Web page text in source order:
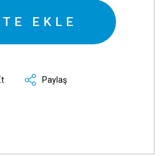
EKLE
Paylaş